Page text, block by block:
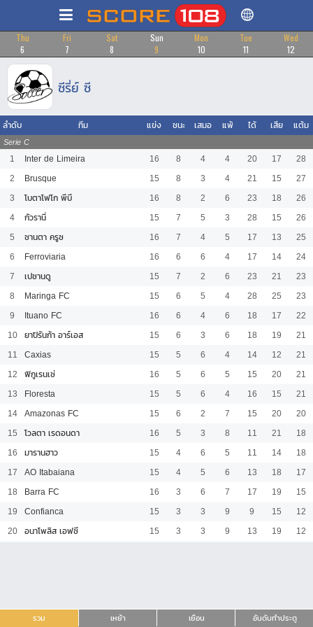
Thu
6
Fri
7
Sat
8
Sun
9
Mon
10
Tue
11
Wed
12
ซีรี่ย์ ซี
รวม เหย้า เยือน อันดับทำประตู
ลำดับ ทีม แข่ง ชนะ เสมอ แพ้ ได้ เสีย แต้ม
Serie C
1 Inter de Limeira 16 8 4 4 20 17
28
2
Brusque 15 8 3 4 21 15
27
3
โบตาโฟโก พีบี 16 8 2 6 23 18
26
4
กัวรานี่ 15 7 5 3 28 15
26
5
ซานตา ครูซ 16 7 4 5 17 13
25
6
Ferroviaria 16 6 6 4 17 14
24
7
เปซานดู 15 7 2 6 23 21
23
8
Maringa FC 15 6 5 4 28 25
23
9
Ituano FC 16 6 4 6 18 17
22
10 ยาปิรันก้า อาร์เอส 15 6 3 6 18 19
21
11
Caxias 15 5 6 4 14 12
21
12
ฟิกูเรนเซ่ 16 5 6 5 15 20
21
13
Floresta 15 5 6 4 16 15
21
14 Amazonas FC 15 6 2 7 15 20
20
15
โวลตา เรดอนดา 16 5 3 8 11 21
18
16
มารานฮาว 15 4 6 5 11 14
18
17
AO Itabaiana 15 4 5 6 13 18
17
18
Barra FC 16 3 6 7 17 19
15
19
Confianca 15 3 3 9 9 15
12
20 อนาโพลิส เอฟซี 15 3 3 9 13 19 12